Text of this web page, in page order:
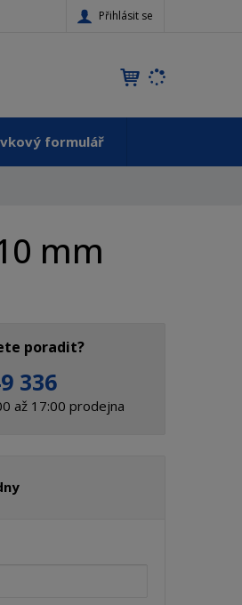
Přihlásit se
formulář
mm
poradit?
336
až 17:00 prodejna